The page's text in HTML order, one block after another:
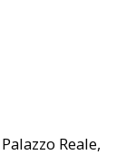
Reale,